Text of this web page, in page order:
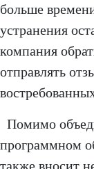
больше
устранения
компания
отправлять
Помимо
программном
также вносит